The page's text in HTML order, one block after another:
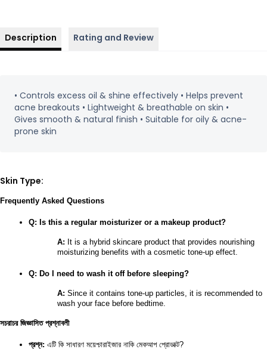
Description Rating and Review
• Controls excess oil & shine effectively • Helps prevent
acne breakouts • Lightweight & breathable on skin •
Gives smooth & natural finish • Suitable for oily & acne-
prone skin
Skin Type:
Frequently Asked Questions
Q: Is this a regular moisturizer or a makeup product?
A: It is a hybrid skincare product that provides nourishing
moisturizing benefits with a cosmetic tone-up effect.
Q: Do I need to wash it off before sleeping?
A: Since it contains tone-up particles, it is recommended to
wash your face before bedtime.
সচরাচর জিজ্ঞাসিত প্রশ্নাবলী
প্রশ্ন: এটি কি সাধারণ ময়েশ্চারাইজার নাকি মেকআপ প্রোডাক্ট?